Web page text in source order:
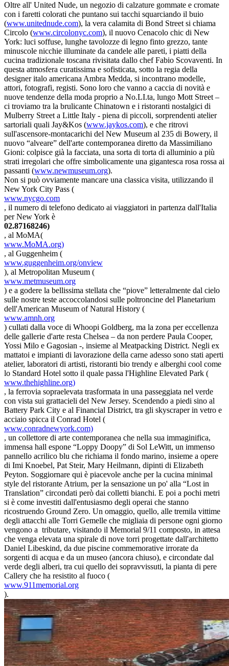
Oltre all' United Nude, un negozio di calzature gommate e cromate
con i faretti colorati che puntano sui tacchi squarciando il buio
(www.unitednude.com), la vera calamita di Bond Street si chiama
Circolo (www.circolonyc.com), il nuovo Cenacolo chic di New
York: luci soffuse, lunghe tavolozze di legno finto grezzo, tante
minuscole nicchie illuminate da candele alle pareti, i piatti della
cucina tradizionale toscana rivisitata dallo chef Fabio Scovaventi. In
questa atmosfera curatissima e sofisticata, sotto la regia della
designer italo americana Ambra Medda, si incontrano modelle,
attori, fotografi, registi. Sono loro che vanno a caccia di novità e
nuove tendenze della moda proprio a No.LI.ta, lungo Mott Street –
ci troviamo tra la brulicante Chinatown e i ristoranti nostalgici di
Mulberry Street a Little Italy - piena di piccoli, sorprendenti atelier
sartoriali quali Jay&Kos (www.jaykos.com), e che ritrovi
sull'ascensore-montacarichi del New Museum al 235 di Bowery, il
nuovo “alveare” dell'arte contemporanea diretto da Massimiliano
Gioni: colpisce già la facciata, una sorta di torta di alluminio a più
strati irregolari che offre simbolicamente una gigantesca rosa rossa ai
passanti (www.newmuseum.org).
Non si può ovviamente mancare una classica visita, utilizzando il
New York City Pass (
www.nycgo.com
, il numero di telefono dedicato ai viaggiatori in partenza dall'Italia
per New York è
02.87168246)
, al MoMA(
www.MoMA.org)
, al Guggenheim (
www.guggenheim.org/onview
), al Metropolitan Museum (
www.metmuseum.org
) e a godere la bellissima stellata che “piove” letteralmente dal cielo
sulle nostre teste accoccolandosi sulle poltroncine del Planetarium
dell'American Museum of Natural History (
www.amnh.org
) cullati dalla voce di Whoopi Goldberg, ma la zona per eccellenza
delle gallerie d'arte resta Chelsea – da non perdere Paula Cooper,
Yossi Milo e Gagosian -, insieme al Meatpacking District. Negli ex
mattatoi e impianti di lavorazione della carne adesso sono stati aperti
atelier, laboratori di artisti, ristoranti bio trendy e alberghi cool come
lo Standard Hotel sotto il quale passa l'Highline Elevated Park (
www.thehighline.org)
, la ferrovia sopraelevata trasformata in una passeggiata nel verde
con vista sui grattacieli del New Jersey. Scendendo a piedi sino al
Battery Park City e al Financial District, tra gli skyscraper in vetro e
acciaio spicca il Conrad Hotel (
www.conradnewyork.com)
, un collettore di arte contemporanea che nella sua immaginifica,
immensa hall espone “Loppy Doopy” di Sol LeWitt, un immenso
pannello acrilico blu che richiama il fondo marino, insieme a opere
di Imi Knoebel, Pat Steir, Mary Heilmann, dipinti di Elizabeth
Peyton. Soggiornare qui è piacevole anche per la cucina minimal
style del ristorante Atrium, per la sensazione un po' alla “Lost in
Translation” circondati però dai colletti bianchi. E poi a pochi metri
si è come investiti dall'entusiasmo degli operai che stanno
ricostruendo Ground Zero. Un omaggio, quello, alle tremila vittime
degli attacchi alle Torri Gemelle che migliaia di persone ogni giorno
vengono a tributare, visitando il Memorial 9/11 composto, in attesa
che venga elevata una spirale di nove torri progettate dall'architetto
Daniel Libeskind, da due piscine commemorative irrorate da
sorgenti di acqua e da un museo (ancora chiuso), e circondate dal
verde degli alberi, tra cui quello dei sopravvissuti, la pianta di pere
Callery che ha resistito al fuoco (
www.911memorial.org
).